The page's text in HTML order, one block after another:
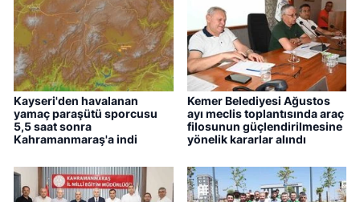
Kayseri'den havalanan
yamaç paraşütü sporcusu
5,5 saat sonra
Kahramanmaraş'a indi
Kemer Belediyesi Ağustos
ayı meclis toplantısında araç
filosunun güçlendirilmesine
yönelik kararlar alındı